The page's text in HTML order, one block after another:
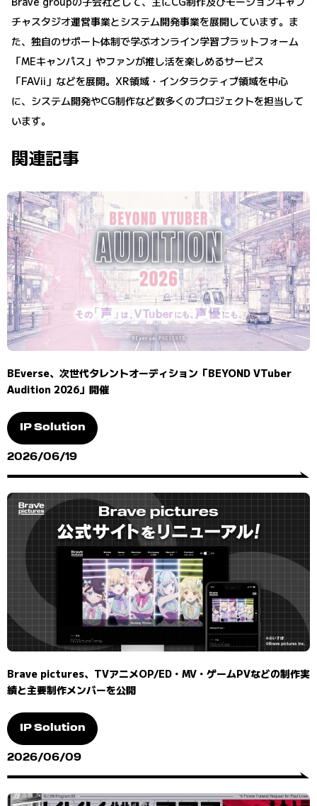
チャスタジオ運営事業とシステム開発事業を展開しています。ま
た、独自のサポート体制で学ぶオンライン学習プラットフォーム
「MEキャンパス」やファンが推し活を楽しめるサービス
「FAVii」などを展開。XR領域・インタラクティブ領域を中心
に、システム開発やCG制作など数多くのプロジェクトを担当して
います。
関連記事
BEverse、次世代タレントオーディション「BEYOND VTuber
Audition 2026」開催
IP Solution
2026/06/19
Brave pictures、TVアニメOP/ED・MV・ゲームPVなどの制作実
績と主要制作メンバーを公開
IP Solution
2026/06/09